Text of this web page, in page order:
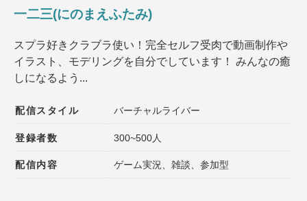
配信内容
登録者数 同接数
一二三(にのまえふたみ)
スプラ好きクラブラ使い！完全セルフ受肉で動画制作や
イラスト、モデリングを自分でしています！ みんなの癒
しになるよう...
配信スタイル バーチャルライバー
登録者数 300~500人
配信内容 ゲーム実況、雑談、参加型